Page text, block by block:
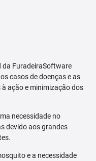
da FuradeiraSoftware
casos de doenças e as
ação e minimização dos
necessidade no
devido aos grandes
e a necessidade